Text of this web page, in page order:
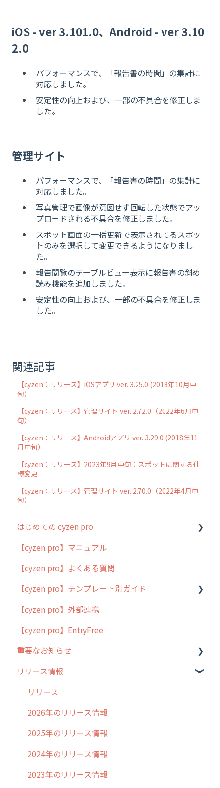
iOS - ver 3.101.0、Android - ver 3.10
2.0
パフォーマンスで、「報告書の時間」の集計に
対応しました。
安定性の向上および、一部の不具合を修正しま
した。
管理サイト
パフォーマンスで、「報告書の時間」の集計に
対応しました。
写真管理で画像が意図せず回転した状態でアッ
プロードされる不具合を修正しました。
スポット画面の一括更新で表示されてるスポッ
トのみを選択して変更できるようになりまし
た。
報告閲覧のテーブルビュー表示に報告書の斜め
読み機能を追加しました。
安定性の向上および、一部の不具合を修正しま
した。
関連記事
【cyzen：リリース】iOSアプリ ver. 3.25.0 (2018年10月中
旬）
【cyzen：リリース】管理サイト ver. 2.72.0（2022年6月中
旬）
【cyzen：リリース】Androidアプリ ver. 3.29.0 (2018年11
月中旬）
【cyzen：リリース】2023年9月中旬：スポットに関する仕
様変更
【cyzen：リリース】管理サイト ver. 2.70.0（2022年4月中
旬）
はじめての cyzen pro
cyzen pro とは？
簡易マニュアル
cyzen proの位置情報取得について
用語集
よくある質問
【cyzen pro】マニュアル
【cyzen pro】よくある質問
【cyzen pro】テンプレート別ガイド
ポスティング
ラウンダー
メンテナンス
外廻り営業
清掃
不動産
【cyzen pro】外部連携
【cyzen pro】EntryFree
重要なお知らせ
過去の重要なお知らせ
障害情報
リリース情報
リリース
2026年のリリース情報
2025年のリリース情報
2024年のリリース情報
2023年のリリース情報